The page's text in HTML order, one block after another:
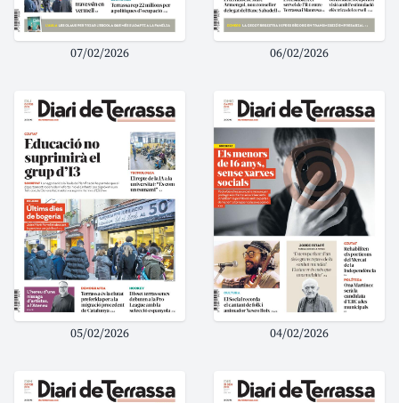
07/02/2026 06/02/2026
05/02/2026 04/02/2026